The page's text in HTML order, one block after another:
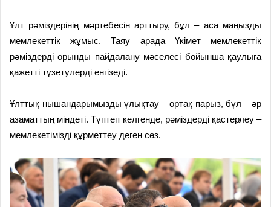
Ұлт рәміздерінің мәртебесін арттыру, бұл – аса маңызды
мемлекеттік жұмыс. Таяу арада Үкімет мемлекеттік
рәміздерді орынды пайдалану мәселесі бойынша қаулыға
қажетті түзетулерді енгізеді.
Ұлттық нышандарымызды ұлықтау – ортақ парыз, бұл – әр
азаматтың міндеті. Түптеп келгенде, рәміздерді қастерлеу –
мемлекетімізді құрметтеу деген сөз.